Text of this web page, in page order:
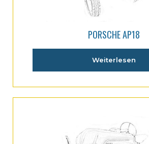
PORSCHE AP18
Weiterlesen